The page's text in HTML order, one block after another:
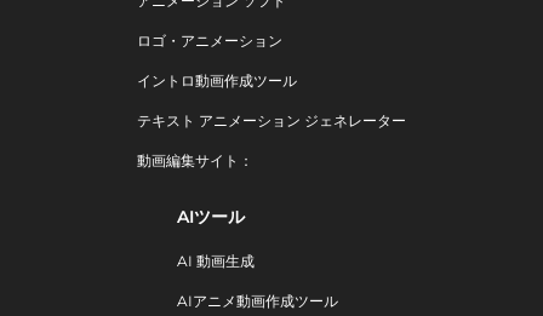
ロゴ・アニメーション
イントロ動画作成ツール
テキスト アニメーション ジェネレーター
動画編集サイト：
AIツール
AI 動画生成
AIアニメ動画作成ツール